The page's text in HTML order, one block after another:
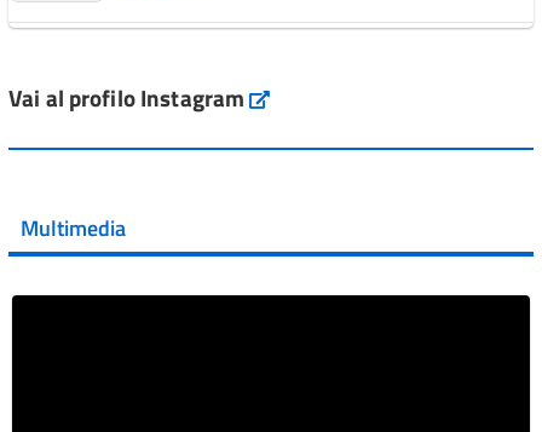
Vai al post →
Vai al post →
Vai al profilo Instagram Instagram
Multimedia